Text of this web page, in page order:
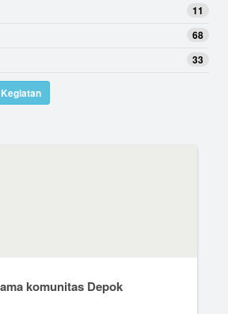
11
68
33
komunitas Depok